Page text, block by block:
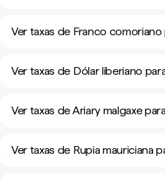
Ver taxas de Franco
Ver taxas de Dólar liberiano
Ver taxas de Ariary malgaxe
Ver taxas de Rupia mauriciana